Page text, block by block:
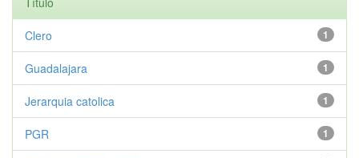
1
Clero
1
Guadalajara
1
Jerarquia catolica
1
PGR